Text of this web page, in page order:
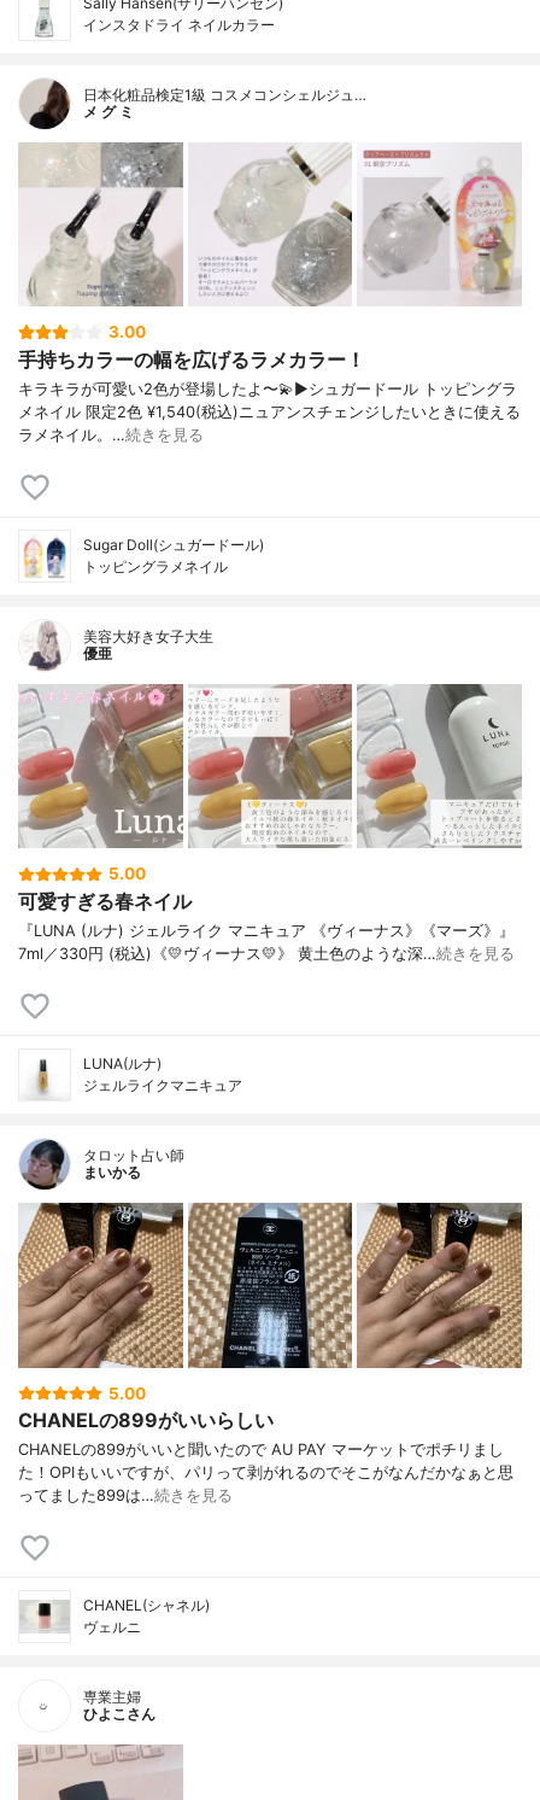
インスタドライ ネイルカラー
日本化粧品検定1級 コスメコンシェルジュ…
メ グ ミ
3.00
手持ちカラーの幅を広げるラメカラー！
キラキラが可愛い2色が登場したよ〜💫▶︎シュガードール トッピングラ
メネイル 限定2色 ¥1,540(税込)ニュアンスチェンジしたいときに使える
ラメネイル。…続きを見る
Sugar Doll(シュガードール)
トッピングラメネイル
美容大好き女子大生
優亜
5.00
可愛すぎる春ネイル
『LUNA (ルナ) ジェルライク マニキュア 《ヴィーナス》《マーズ》』
7ml／330円 (税込)《💛ヴィーナス💛》 黄土色のような深…続きを見る
LUNA(ルナ)
ジェルライクマニキュア
タロット占い師
まいかる
5.00
CHANELの899がいいらしい
CHANELの899がいいと聞いたので AU PAY マーケットでポチリまし
た！OPIもいいですが、パリって剥がれるのでそこがなんだかなぁと思
ってました899は…続きを見る
CHANEL(シャネル)
ヴェルニ
専業主婦
ひよこさん